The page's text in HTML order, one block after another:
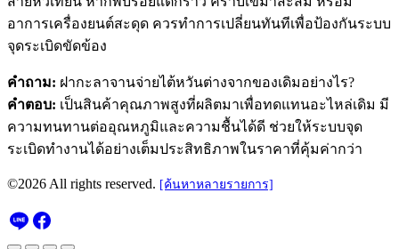
อาการเครื่องยนต์สะดุด ควรทำการเปลี่ยนทันทีเพื่อป้องกันระบบ
จุดระเบิดขัดข้อง
คำถาม: ฝากะลาจานจ่ายไต้หวันต่างจากของเดิมอย่างไร?
คำตอบ: เป็นสินค้าคุณภาพสูงที่ผลิตมาเพื่อทดแทนอะไหล่เดิม มี
ความทนทานต่ออุณหภูมิและความชื้นได้ดี ช่วยให้ระบบจุด
ระเบิดทำงานได้อย่างเต็มประสิทธิภาพในราคาที่คุ้มค่ากว่า
©2026 All rights reserved. [ค้นหาหลายรายการ]